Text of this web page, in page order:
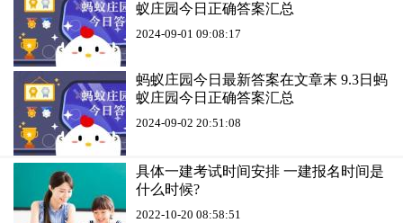
蚁庄园今日正确答案汇总
2024-09-01 09:08:17
蚂蚁庄园今日最新答案在文章末 9.3日蚂
蚁庄园今日正确答案汇总
2024-09-02 20:51:08
具体一建考试时间安排 一建报名时间是
什么时候?
2022-10-20 08:58:51